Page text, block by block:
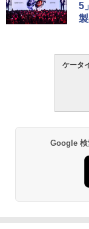
5
ケータ
Google 検